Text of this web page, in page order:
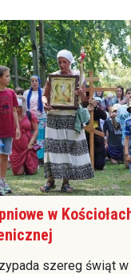
w
szereg świąt w